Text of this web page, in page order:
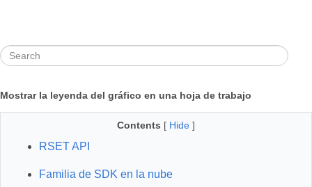
Mostrar la leyenda del gráfico en una hoja de trabajo
Contents [ Hide ]
RSET API
Familia de SDK en la nube